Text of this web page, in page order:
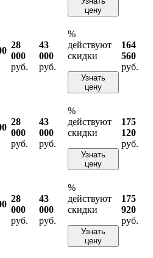
цену
28
000
руб.
43
000
руб.
%
действуют
скидки
Узнать
цену
164
560
руб.
28
000
руб.
43
000
руб.
%
действуют
скидки
Узнать
цену
175
120
руб.
28
000
руб.
43
000
руб.
%
действуют
скидки
Узнать
цену
175
920
руб.